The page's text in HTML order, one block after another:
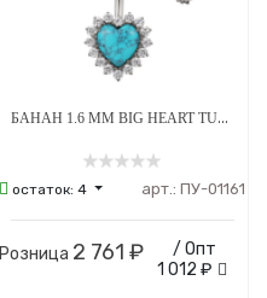
БАНАН 1.6 ММ BIG HEART TURQUOISE STEEL CRYSTAL ВНУТРЕННЯЯ РЕЗЬБА ТИТАН
остаток:4 арт.: ПУ-01161
Розница 2 761 ₽
/ Опт
1 012 ₽